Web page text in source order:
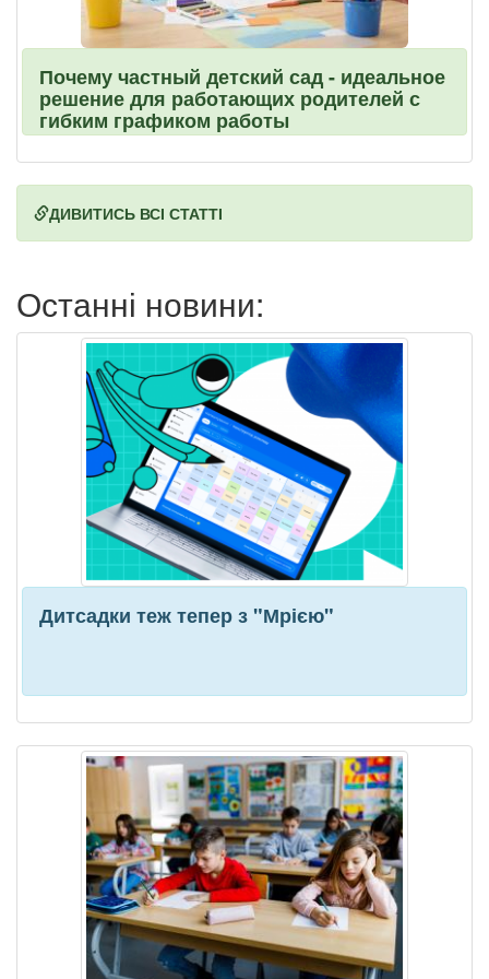
Почему частный детский сад - идеальное
решение для работающих родителей с
гибким графиком работы
ДИВИТИСЬ ВСІ СТАТТІ
Останні новини:
Дитсадки теж тепер з "Мрією"